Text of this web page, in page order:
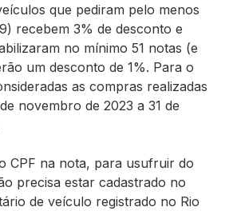
que pediram pelo menos
recebem 3% de desconto e
no mínimo 51 notas (e
um desconto de 1%. Para o
as compras realizadas
novembro de 2023 a 31 de
CPF na nota, para usufruir do
precisa estar cadastrado no
de veículo registrado no Rio